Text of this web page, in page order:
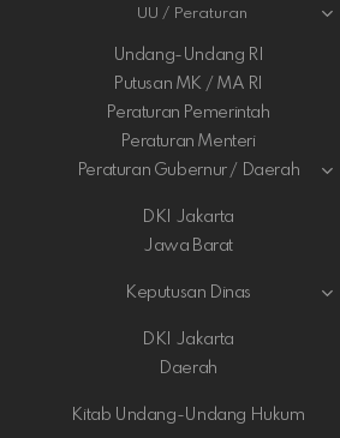
UU / Peraturan
Undang-Undang RI
Putusan MK / MA RI
Peraturan Pemerintah
Peraturan Menteri
Peraturan Gubernur / Daerah
DKI Jakarta
Jawa Barat
Keputusan Dinas
DKI Jakarta
Daerah
Kitab Undang-Undang Hukum